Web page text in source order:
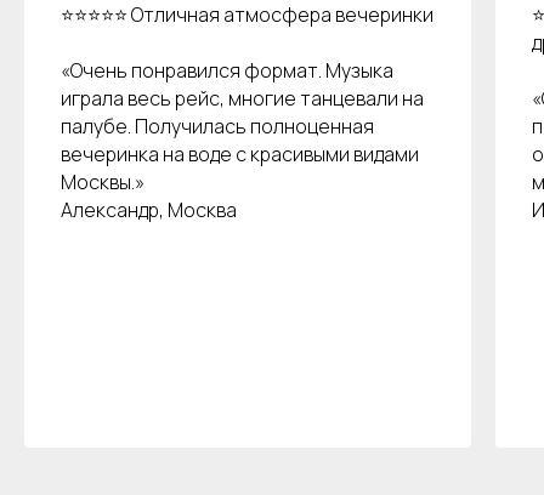
⭐⭐⭐⭐⭐ Отличная атмосфера вечеринки
«Очень понравился формат. Музыка
играла весь рейс, многие танцевали на
палубе. Получилась полноценная
вечеринка на воде с красивыми видами
Москвы.»
Александр, Москва
Остались вопросы?